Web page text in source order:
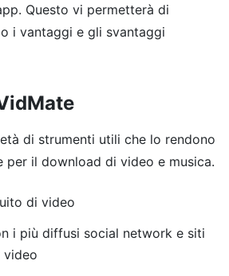
Questo vi permetterà di
i vantaggi e gli svantaggi
di strumenti utili che lo rendono
per il download di video e musica.
di video
i più diffusi social network e siti
video